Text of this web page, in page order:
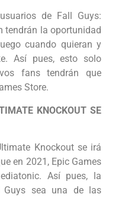
de Fall Guys:
tendrán la oportunidad
cuando quieran y
Así pues, esto solo
fans tendrán que
Store.
KNOCKOUT SE
Knockout se irá
en 2021, Epic Games
Así pues, la
Guys sea una de las